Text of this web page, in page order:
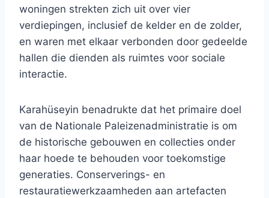
woningen strekten zich uit over vier
verdiepingen, inclusief de kelder en de zolder,
en waren met elkaar verbonden door gedeelde
hallen die dienden als ruimtes voor sociale
interactie.
Karahüseyin benadrukte dat het primaire doel
van de Nationale Paleizenadministratie is om
de historische gebouwen en collecties onder
haar hoede te behouden voor toekomstige
generaties. Conserverings- en
restauratiewerkzaamheden aan artefacten